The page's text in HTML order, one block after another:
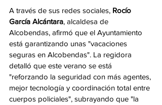
A través de sus redes sociales, Rocío
García Alcántara, alcaldesa de
Alcobendas, afirmó que el Ayuntamiento
está garantizando unas "vacaciones
seguras en Alcobendas". La regidora
detalló que este verano se está
"reforzando la seguridad con más agentes,
mejor tecnología y coordinación total entre
cuerpos policiales", subrayando que "la